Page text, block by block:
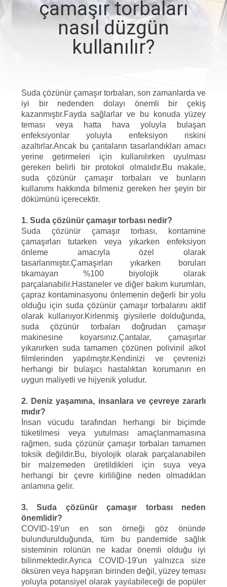
KONTROLÜ
HABERLER
İNDIRIM
İSTE
SITE
HARITASI
PRIVACY
POLICY
çamaşır torbaları
nasıl düzgün
kullanılır?
Suda çözünür çamaşır torbaları, son zamanlarda ve
iyi bir nedenden dolayı önemli bir çekiş
kazanmıştır.Fayda sağlarlar ve bu konuda yüzey
teması veya hatta hava yoluyla bulaşan
enfeksiyonlar yoluyla enfeksiyon riskini
azaltırlar.Ancak bu çantaların tasarlandıkları amacı
yerine getirmeleri için kullanılırken uyulması
gereken belirli bir protokol olmalıdır.Bu makale,
suda çözünür çamaşır torbaları ve bunların
kullanımı hakkında bilmeniz gereken her şeyin bir
dökümünü içerecektir.
1. Suda çözünür çamaşır torbası nedir?
Suda çözünür çamaşır torbası, kontamine
çamaşırları tutarken veya yıkarken enfeksiyon
önleme amacıyla özel olarak
tasarlanmıştır.Çamaşırları yıkarken boruları
tıkamayan %100 biyolojik olarak
parçalanabilir.Hastaneler ve diğer bakım kurumları,
çapraz kontaminasyonu önlemenin değerli bir yolu
olduğu için suda çözünür çamaşır torbalarını aktif
olarak kullanıyor.Kirlenmiş giysilerle dolduğunda,
suda çözünür torbaları doğrudan çamaşır
makinesine koyarsınız.Çantalar, çamaşırlar
yıkanırken suda tamamen çözünen polivinil alkol
filmlerinden yapılmıştır.Kendinizi ve çevrenizi
herhangi bir bulaşıcı hastalıktan korumanın en
uygun maliyetli ve hijyenik yoludur.
2. Deniz yaşamına, insanlara ve çevreye zararlı
mıdır?
İnsan vücudu tarafından herhangi bir biçimde
tüketilmesi veya yutulması amaçlanmamasına
rağmen, suda çözünür çamaşır torbaları tamamen
toksik değildir.Bu, biyolojik olarak parçalanabilen
bir malzemeden üretildikleri için suya veya
herhangi bir çevre kirliliğine neden olmadıkları
anlamına gelir.
3. Suda çözünür çamaşır torbası neden
önemlidir?
COVID-19'un en son örneği göz önünde
bulundurulduğunda, tüm bu pandemide sağlık
sisteminin rolünün ne kadar önemli olduğu iyi
bilinmektedir.Ayrıca COVID-19'un yalnızca size
öksüren veya hapşıran birinden değil, yüzey teması
yoluyla potansiyel olarak yayılabileceği de popüler